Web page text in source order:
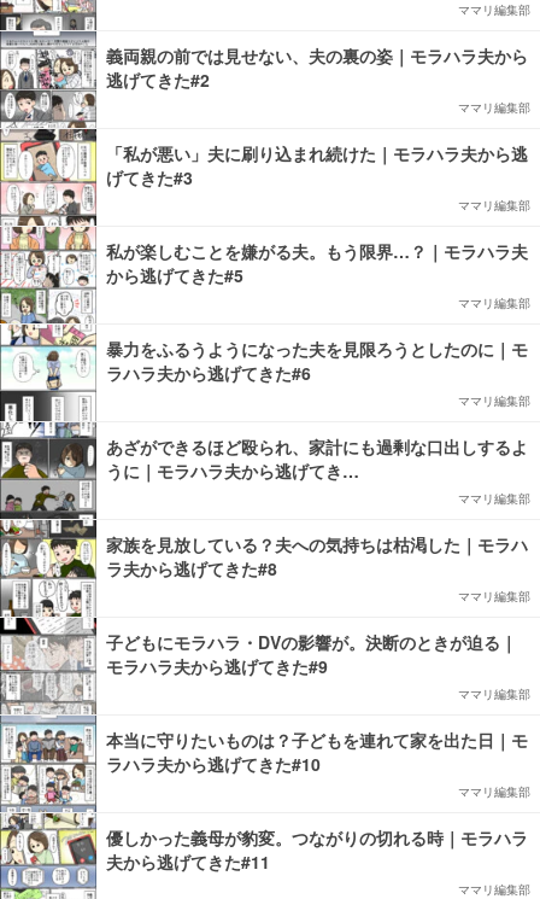
ママリ編集部
義両親の前では見せない、夫の裏の姿｜モラハラ夫から
逃げてきた#2
ママリ編集部
「私が悪い」夫に刷り込まれ続けた｜モラハラ夫から逃
げてきた#3
ママリ編集部
私が楽しむことを嫌がる夫。もう限界…？｜モラハラ夫
から逃げてきた#5
ママリ編集部
暴力をふるうようになった夫を見限ろうとしたのに｜モ
ラハラ夫から逃げてきた#6
ママリ編集部
あざができるほど殴られ、家計にも過剰な口出しするよ
うに｜モラハラ夫から逃げてき…
ママリ編集部
家族を見放している？夫への気持ちは枯渇した｜モラハ
ラ夫から逃げてきた#8
ママリ編集部
子どもにモラハラ・DVの影響が。決断のときが迫る｜
モラハラ夫から逃げてきた#9
ママリ編集部
本当に守りたいものは？子どもを連れて家を出た日｜モ
ラハラ夫から逃げてきた#10
ママリ編集部
優しかった義母が豹変。つながりの切れる時｜モラハラ
夫から逃げてきた#11
ママリ編集部